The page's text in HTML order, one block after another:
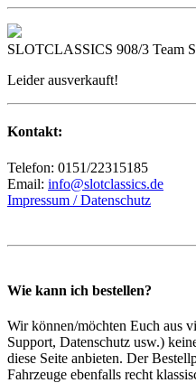
SLOTCLASSICS 908/3 Team
Leider ausverkauft!
Kontakt:
Telefon: 0151/22315185
Email: info@slotclassics.de
Impressum / Datenschutz
Wie kann ich bestellen?
Wir können/möchten Euch aus
Support, Datenschutz usw.)
diese Seite anbieten. Der
Fahrzeuge ebenfalls recht